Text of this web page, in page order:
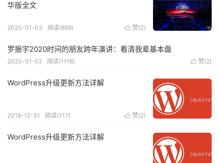
华版全文
 赞(2)
2020-01-03 阅读(869)
罗振宇2020时间的朋友跨年演讲：看清我辈基本盘
 赞(2)
2020-01-02 阅读(1116)
WordPress升级更新方法详解
 赞(2)
2019-12-31 阅读(717)
WordPress升级更新方法详解